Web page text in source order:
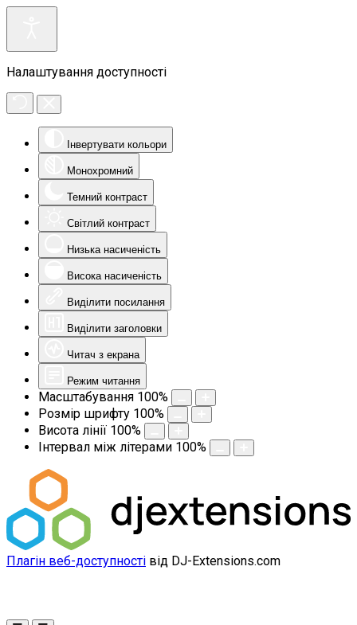
Налаштування доступності
Інвертувати кольори
Монохромний
Темний контраст
Світлий контраст
Низька насиченість
Висока насиченість
Виділити посилання
Виділити заголовки
Читач з екрана
Режим читання
Масштабування 100%
Розмір шрифту 100%
Висота лінії 100%
Інтервал між літерами 100%
Плагін веб-доступності від DJ-Extensions.com